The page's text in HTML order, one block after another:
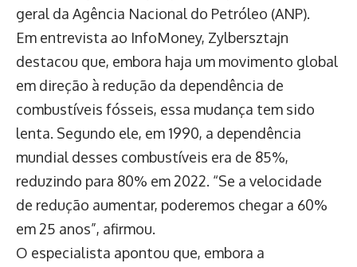
geral da Agência Nacional do Petróleo (ANP).
Em entrevista ao InfoMoney, Zylbersztajn
destacou que, embora haja um movimento global
em direção à redução da dependência de
combustíveis fósseis, essa mudança tem sido
lenta. Segundo ele, em 1990, a dependência
mundial desses combustíveis era de 85%,
reduzindo para 80% em 2022. “Se a velocidade
de redução aumentar, poderemos chegar a 60%
em 25 anos”, afirmou.
O especialista apontou que, embora a